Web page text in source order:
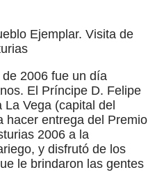
Ejemplar. Visita de
2006 fue un día
El Príncipe D. Felipe
Vega (capital del
hacer entrega del Premio
2006 a la
y disfrutó de los
le brindaron las gentes